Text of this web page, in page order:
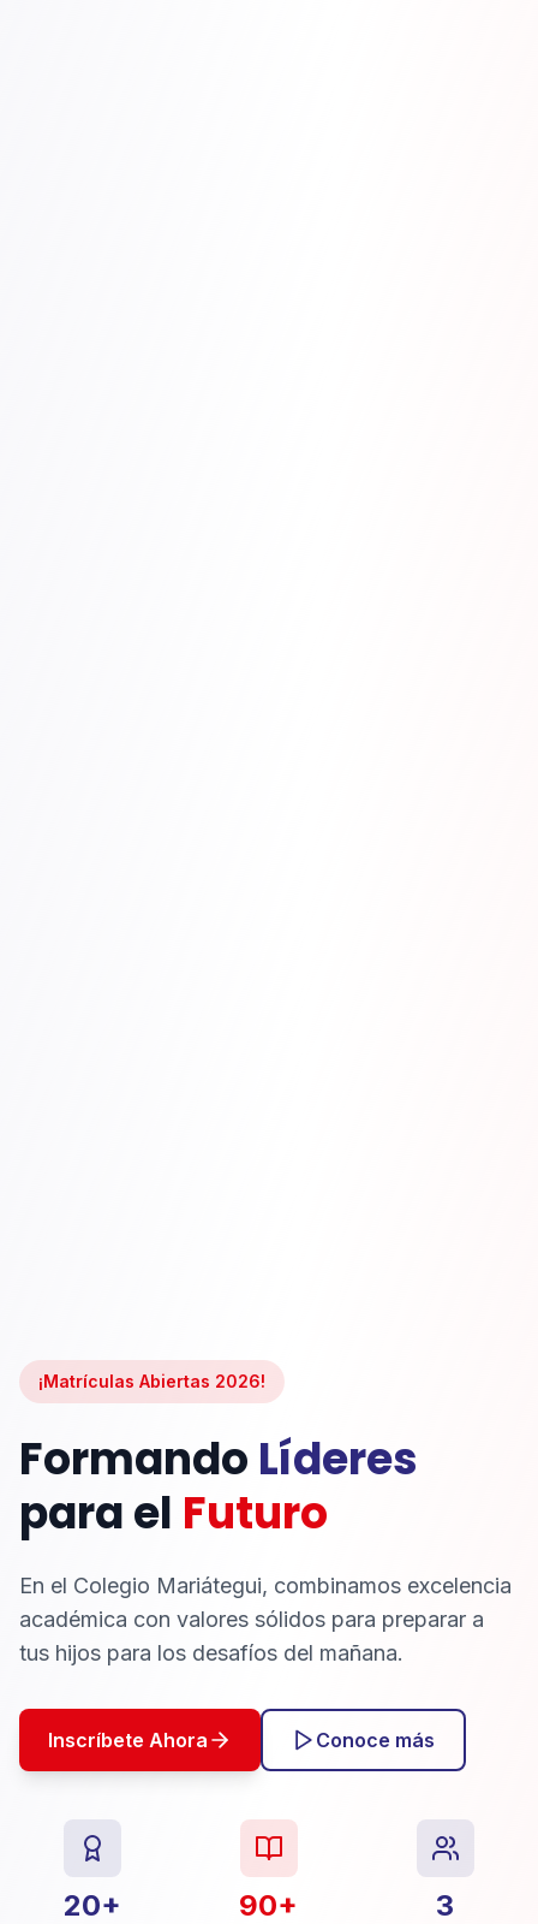
¡Matrículas Abiertas 2026!
Formando Líderes
para el Futuro
En el Colegio Mariátegui, combinamos excelencia
académica con valores sólidos para preparar a
tus hijos para los desafíos del mañana.
Inscríbete Ahora Conoce más
20+ 90+ 3